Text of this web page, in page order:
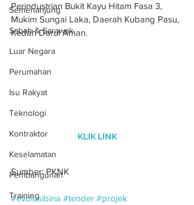
Semenanjung
Sabah & Sarawak
Luar Negara
Perumahan
Isu Rakyat
Teknologi
Kontraktor
Keselamatan
Pembangunan
Training
Perindustrian Bukit Kayu Hitam Fasa 3,
Mukim Sungai Laka, Daerah Kubang Pasu,
Kedah Darul Aman.
KLIK LINK
Sumber: PKNK
#evolusibina #tender #projek